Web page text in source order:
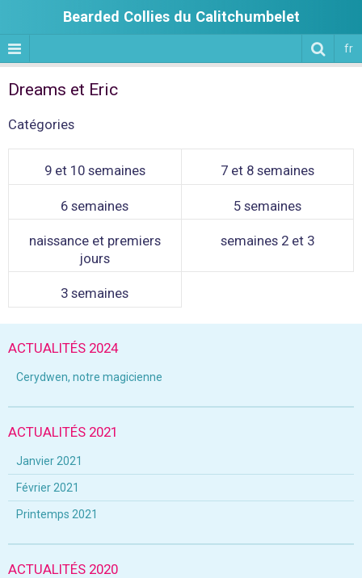
Bearded Collies du Calitchumbelet
fr
Dreams et Eric
Catégories
9 et 10 semaines 7 et 8 semaines
6 semaines 5 semaines
naissance et premiers
jours
semaines 2 et 3
3 semaines
ACTUALITÉS 2024
Cerydwen, notre magicienne
ACTUALITÉS 2021
Janvier 2021
Février 2021
Printemps 2021
ACTUALITÉS 2020